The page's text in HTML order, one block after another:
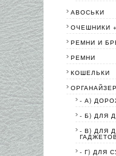
АВОСЬКИ
ОЧЕШНИКИ
РЕМНИ И
РЕМНИ
КОШЕЛЬКИ
- А)
- Б) ДЛЯ
- В) ДЛЯ
- Г) ДЛЯ